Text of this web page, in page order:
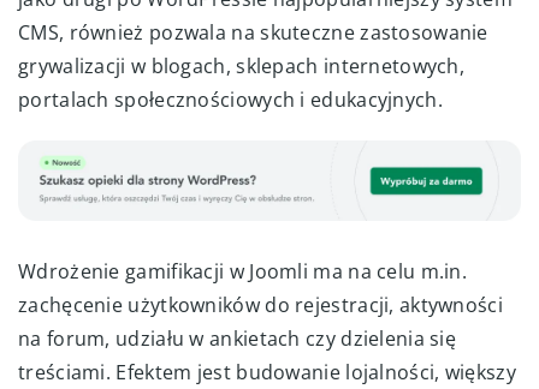
CMS, również pozwala na skuteczne zastosowanie
grywalizacji w blogach, sklepach internetowych,
portalach społecznościowych i edukacyjnych.
Wdrożenie gamifikacji w Joomli ma na celu m.in.
zachęcenie użytkowników do rejestracji, aktywności
na forum, udziału w ankietach czy dzielenia się
treściami. Efektem jest budowanie lojalności, większy